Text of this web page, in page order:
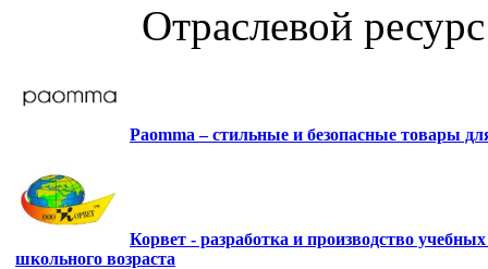
Отраслевой
Paomma – стильные и безопасные товары
Корвет - разработка и производство
школьного возраста